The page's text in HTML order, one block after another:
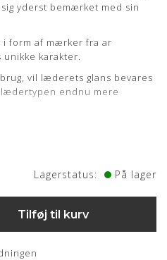
yderst bemærket med sin
i form af mærker fra ar
karakter.
vil læderets glans bevares
endnu mere
Lagerstatus: På lager
Tilføj til kurv